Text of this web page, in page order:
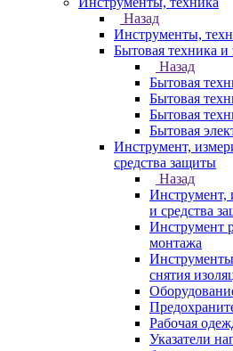
Назад
Инструменты,
Бытовая техника и
Назад
Бытовая
Бытовая
Бытовая
Бытовая
Инструмент,
средства защиты
Назад
Инструмент,
и средства
Инструмент
монтажа
Инструменты
снятия
Рабочая
Указатели